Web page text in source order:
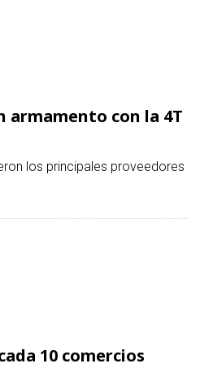
armamento con la 4T
los principales proveedores
10 comercios